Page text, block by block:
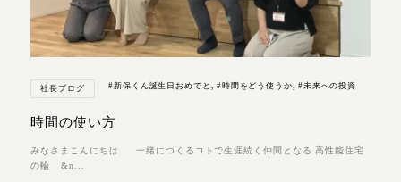
社長ブログ #新保くん誕生日おめでと , #時間をどう使うか, #未来への投資
時間の使い方
みなさまこんにちは 一緒につくるコトで生涯続く仲間となる 高性能住宅
の輪 &n...